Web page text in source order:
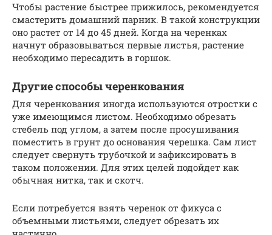
Чтобы растение быстрее прижилось, рекомендуется
смастерить домашний парник. В такой конструкции
оно растет от 14 до 45 дней. Когда на черенках
начнут образовываться первые листья, растение
необходимо пересадить в горшок.
Другие способы черенкования
Для черенкования иногда используются отростки с
уже имеющимся листом. Необходимо обрезать
стебель под углом, а затем после просушивания
поместить в грунт до основания черешка. Сам лист
следует свернуть трубочкой и зафиксировать в
таком положении. Для этих целей подойдет как
обычная нитка, так и скотч.
Если потребуется взять черенок от фикуса с
объемными листьями, следует обрезать их